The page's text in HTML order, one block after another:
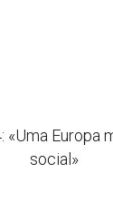
«Uma Europa
social»